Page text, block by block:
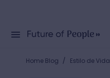
Home Blog / Estilo de Vida